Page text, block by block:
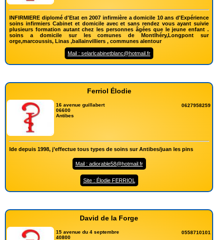
INFIRMIERE diplomé d'Etat en 2007 infirmière a domicile 10 ans d'Expérience
soins infirmiers Cabinet et domicile avec et sans rendez vous ayant suivie
plusieurs formation autant chez les personnes âgées que le jeune enfant .
soins a domicile sur les comunes de Montlhéry,Longpont sur
orge,marcoussis, Linas ,ballainvilliers , communes alentour
Mail : selarlcabinetblanc@hotmail.fr
Ferriol Élodie
16 avenue guillabert
06600
Antibes
0627958259
Ide depuis 1998, j’effectue tous types de soins sur Antibes/juan les pins
Mail : adiorable58@hotmail.fr
Site : Élodie FERRIOL
David de la Forge
15 avenue du 4 septembre
40800
0558710101